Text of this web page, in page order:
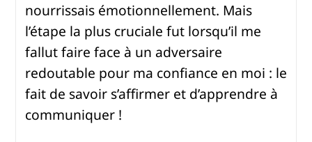
nourrissais émotionnellement. Mais
l’étape la plus cruciale fut lorsqu’il me
fallut faire face à un adversaire
redoutable pour ma confiance en moi : le
fait de savoir s’affirmer et d’apprendre à
communiquer !